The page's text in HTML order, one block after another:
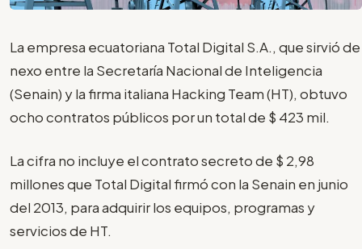
La empresa ecuatoriana Total Digital S.A., que sirvió de
nexo entre la Secretaría Nacional de Inteligencia
(Senain) y la firma italiana Hacking Team (HT), obtuvo
ocho contratos públicos por un total de $ 423 mil.
La cifra no incluye el contrato secreto de $ 2,98
millones que Total Digital firmó con la Senain en junio
del 2013, para adquirir los equipos, programas y
servicios de HT.